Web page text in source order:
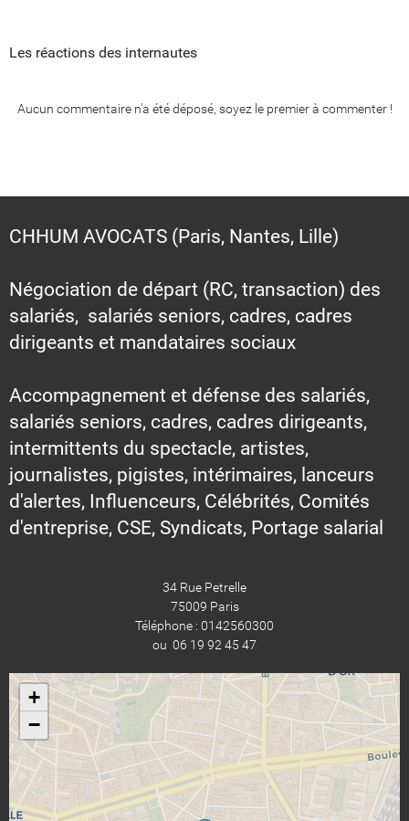
Les réactions des internautes
Aucun commentaire n'a été déposé, soyez le premier à commenter !
CHHUM AVOCATS (Paris, Nantes, Lille)
Négociation de départ (RC, transaction) des
salariés, salariés seniors, cadres, cadres
dirigeants et mandataires sociaux
Accompagnement et défense des salariés,
salariés seniors, cadres, cadres dirigeants,
intermittents du spectacle, artistes,
journalistes, pigistes, intérimaires, lanceurs
d'alertes, Influenceurs, Célébrités, Comités
d'entreprise, CSE, Syndicats, Portage salarial
34 Rue Petrelle
75009 Paris
Téléphone : 0142560300
ou 06 19 92 45 47
+
−